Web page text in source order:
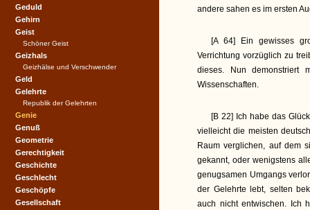
andere sahen es im ersten
[A 64] Ein gewisses
Verrichtung vorzüglich zu
dieses. Nun demonstriert
Wissenschaften.
[B 22] Ich habe das
vielleicht die meisten
Raum verglichen, auf dem
gekannt, oder wenigstens
genugsamen Umgangs
der Gelehrte lebt, selten
auch nicht entwischen. Ich
Geduld
Gehirn
Geist
Schöner Geist
Geizhals
Geizhälse und Verschwender
Geld
Gelehrte
Republik der Gelehrten
Genie
Genuß
Geometrie
Gerechtigkeit
Geschichte
Geschlecht
Geschöpfe
Gesellschaft